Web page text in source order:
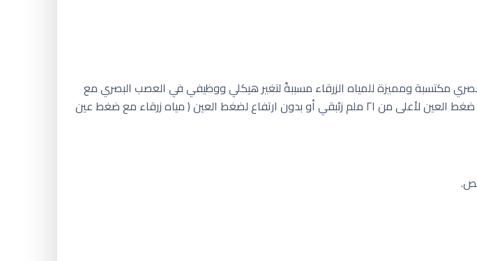
مكتسبة ومميزة للمياه الزرقاء مسببةً لتغير هيكلي ووظيفي في العصب البصري مع
تغيرات وفقد في مجال الإبصار مميز للمياه الزرقاء عندما تتفاقم الأذية ، وجود ارتفاع في ضغط العين لأعلى من ٢١ ملم زئبقي أو بدون ارتفاع لضغط العين ( مياه زرقاء مع ضغط عين